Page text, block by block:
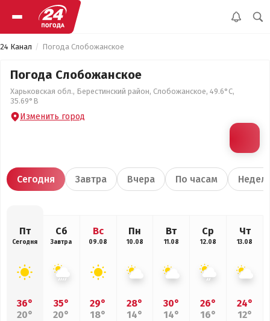
24 Канал Погода Слобожанское
Погода Слобожанское
Харьковская обл., Берестинский район, Слобожанское, 49.6°С,
35.69°В
Изменить город
Сегодня Завтра Вчера По часам
Пт
Сегодня
36°
20°
Сб
Завтра
35°
20°
Вс
09.08
29°
18°
Пн
10.08
28°
14°
Вт
11.08
30°
14°
Ср
12.08
26°
16°
Чт
13.08
24°
12°